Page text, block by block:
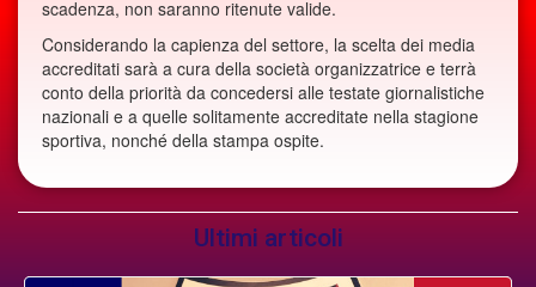
scadenza, non saranno ritenute valide.
Considerando la capienza del settore, la scelta dei media
accreditati sarà a cura della società organizzatrice e terrà
conto della priorità da concedersi alle testate giornalistiche
nazionali e a quelle solitamente accreditate nella stagione
sportiva, nonché della stampa ospite.
Ultimi articoli